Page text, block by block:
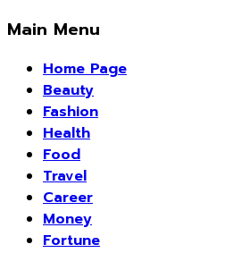
Main Menu
Home Page
Beauty
Fashion
Health
Food
Travel
Career
Money
Fortune